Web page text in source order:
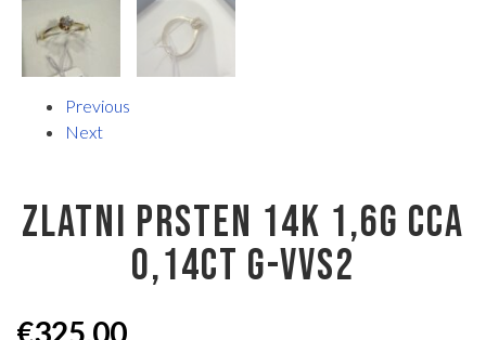
Previous
Next
ZLATNI PRSTEN 14K 1,6G CCA
0,14CT G-VVS2
€325.00